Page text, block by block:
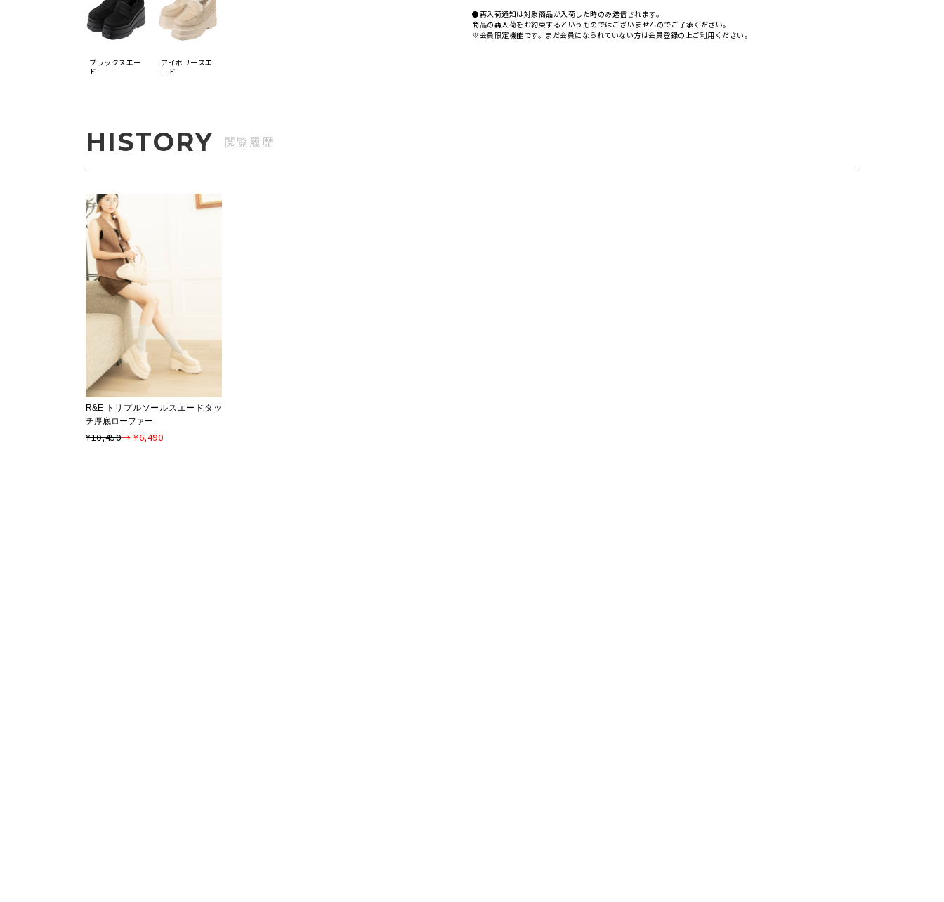
ブラックスエー
ド
アイボリースエ
ード
●再入荷通知は対象商品が入荷した時のみ送信されます。
商品の再入荷をお約束するというものではございませんのでご了承ください。
※会員限定機能です。まだ会員になられていない方は会員登録の上ご利用ください。
HISTORY
R&E トリプルソールスエードタッ
チ厚底ローファー
¥10,450→ ¥6,490